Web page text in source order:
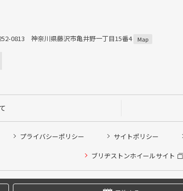
0813 神奈川県藤沢市亀井野一丁目15番4 Map
プライバシーポリシー サイトポリシー
ブリヂストンホイールサイト
Copyright © 2024 Bridgestone Retail Co.,Ltd. All rights
ピット作業の予約
希望のクローク契約会員の方はこちらを選択ください
方はご利用いただけません